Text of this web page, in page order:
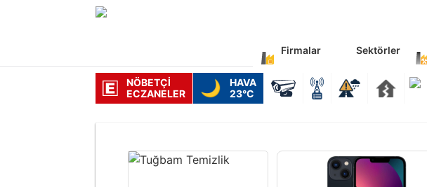
Firmalar Sektörler
NÖBETÇI
ECZANELER
🌙
HAVA
23°C